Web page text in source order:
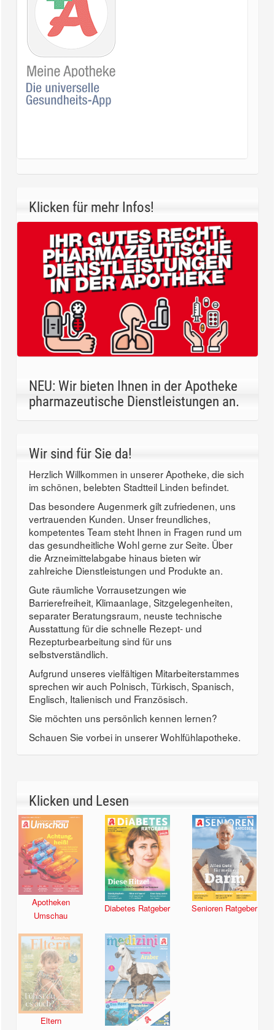
Klicken für mehr Infos!
NEU: Wir bieten Ihnen in der Apotheke
pharmazeutische Dienstleistungen an.
Wir sind für Sie da!
Herzlich Willkommen in unserer Apotheke, die sich
im schönen, belebten Stadtteil Linden befindet.
Das besondere Augenmerk gilt zufriedenen, uns
vertrauenden Kunden. Unser freundliches,
kompetentes Team steht Ihnen in Fragen rund um
das gesundheitliche Wohl gerne zur Seite. Über
die Arzneimittelabgabe hinaus bieten wir
zahlreiche Dienstleistungen und Produkte an.
Gute räumliche Vorrausetzungen wie
Barrierefreiheit, Klimaanlage, Sitzgelegenheiten,
separater Beratungsraum, neuste technische
Ausstattung für die schnelle Rezept- und
Rezepturbearbeitung sind für uns
selbstverständlich.
Aufgrund unseres vielfältigen Mitarbeiterstammes
sprechen wir auch Polnisch, Türkisch, Spanisch,
Englisch, Italienisch und Französisch.
Sie möchten uns persönlich kennen lernen?
Schauen Sie vorbei in unserer Wohlfühlapotheke.
Klicken und Lesen
Apotheken
Umschau
Diabetes Ratgeber Senioren Ratgeber
Eltern